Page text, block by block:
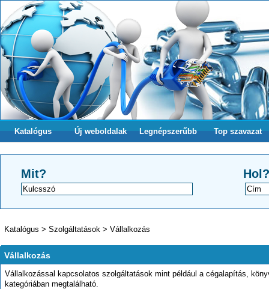
Katalógus Új weboldalak Legnépszerűbb Top szavazat
Mit? Hol?
Katalógus > Szolgáltatások > Vállalkozás
Vállalkozás
Vállalkozással kapcsolatos szolgáltatások mint például a cégalapítás,
kategóriában megtalálható.